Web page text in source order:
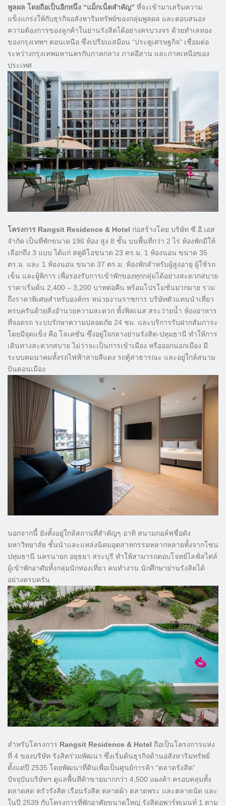
พูลผล โดยถือเป็นอีกหนึ่ง “แม็กเน็ตสำคัญ” ที่จะเข้ามาเสริมความ
แข็งแกร่งให้กับธุรกิจอสังหาริมทรัพย์ของกลุ่มพูลผล และตอบสนอง
ความต้องการของลูกค้าในย่านรังสิตได้อย่างครบวงจร ด้วยทำเลทอง
ของกรุงเทพฯ ตอนเหนือ ซึ่งเปรียบเสมือน “ประตูเศรษฐกิจ” เชื่อมต่อ
ระหว่างกรุงเทพมหานครกับภาคกลาง ภาคอีสาน และภาคเหนือของ
ประเทศ
โครงการ Rangsit Residence & Hotel ก่อสร้างโดย บริษัท ซี.อี.เอส
จำกัด เป็นที่พักขนาด 196 ห้อง สูง 8 ชั้น บนพื้นที่กว่า 2 ไร่ ห้องพักมีให้
เลือกถึง 3 แบบ ได้แก่ สตูดิโอขนาด 23 ตร.ม. 1 ห้องนอน ขนาด 35
ตร.ม. และ 1 ห้องนอน ขนาด 37 ตร.ม. ห้องพักสำหรับผู้สูงอายุ ผู้ใช้รถ
เข็น และผู้พิการ เพื่อรองรับการเข้าพักของทุกกลุ่มได้อย่างสะดวกสบาย
ราคาเริ่มต้น 2,400 – 3,200 บาทต่อคืน พร้อมโปรโมชั่นมากมาย รวม
ถึงราคาพิเศษสำหรับองค์กร หน่วยงานราชการ บริษัทตัวแทนนำเที่ยว
ครบครันด้วยสิ่งอำนวยความสะดวก ทั้งฟิตเนส สระว่ายน้ำ ห้องอาหาร
ที่จอดรถ ระบบรักษาความปลอดภัย 24 ชม. และบริการรับฝากสัมภาระ
โดยมีจุดแข็ง คือ โลเคชั่น ซึ่งอยู่ใจกลางย่านรังสิต-ปทุมธานี ทำให้การ
เดินทางสะดวกสบาย ไม่ว่าจะเป็นการเข้าเมือง หรือออกนอกเมือง มี
ระบบคมนาคมทั้งรถไฟฟ้าสายสีแดง รถตู้สาธารณะ และอยู่ใกล้สนาม
บินดอนเมือง
นอกจากนี้ ยังตั้งอยู่ใกล้สถานที่สำคัญๆ อาทิ สนามกอล์ฟชื่อดัง
มหาวิทยาลัย ชั้นนำและแหล่งนิคมอุตสาหกรรมหลากหลายทั้งจากโซน
ปทุมธานี นครนายก อยุธยา สระบุรี ทำให้สามารถตอบโจทย์ไลฟ์สไตล์
ผู้เข้าพักอาศัยทั้งกลุ่มนักท่องเที่ยว คนทำงาน นักศึกษาย่านรังสิตได้
อย่างครบครัน
สำหรับโครงการ Rangsit Residence & Hotel ถือเป็นโครงการแห่ง
ที่ 4 ของบริษัท รังสิตร่วมพัฒนา ซึ่งเริ่มต้นธุรกิจด้านอสังหาริมทรัพย์
ตั้งแต่ปี 2535 โดยพัฒนาที่ดินเพื่อเป็นศูนย์การค้า “ตลาดรังสิต”
ปัจจุบันบริษัทฯ ดูแลพื้นที่ค้าขายมากกว่า 4,500 แผงค้า ครอบคลุมทั้ง
ตลาดสด ครัวรังสิต เรือนรังสิต ตลาดผ้า ตลาดพระ และตลาดนัด และ
ในปี 2539 กับโครงการที่พักอาศัยขนาดใหญ่ รังสิตอพาร์ทเมนท์ 1 ตาม